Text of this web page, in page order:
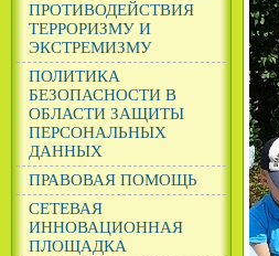
ПРОТИВОДЕЙСТВИЯ
ТЕРРОРИЗМУ И
ЭКСТРЕМИЗМУ
ПОЛИТИКА
БЕЗОПАСНОСТИ В
ОБЛАСТИ ЗАЩИТЫ
ПЕРСОНАЛЬНЫХ
ДАННЫХ
ПРАВОВАЯ ПОМОЩЬ
СЕТЕВАЯ
ИННОВАЦИОННАЯ
ПЛОЩАДКА